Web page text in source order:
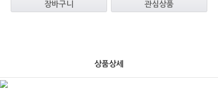
장바구니 관심상품
상품상세